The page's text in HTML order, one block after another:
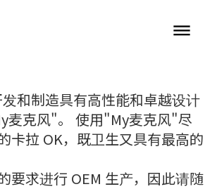
dehaze
和制造具有高性能和卓越设计
麦克风"。 使用"My麦克风"尽
卡拉 OK，既卫生又具有最高的
要求进行 OEM 生产，因此请随